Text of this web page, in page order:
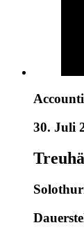
30. Juli